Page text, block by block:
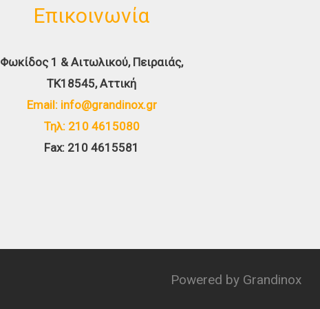
Επικοινωνία
Φωκίδος 1 & Αιτωλικού, Πειραιάς,
TK18545, Αττική
Email: info@grandinox.gr
Τηλ: 210 4615080
Fax: 210 4615581
Powered by Grandinox